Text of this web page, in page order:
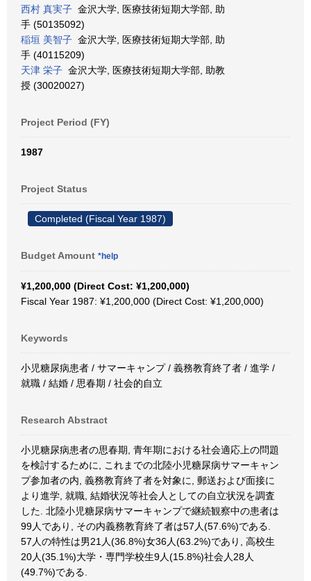
西村 真実子 金沢大学, 医療技術短期大学部, 助
手 (50135092)
稲垣 美智子 金沢大学, 医療技術短期大学部, 助
手 (40115209)
天津 栄子 金沢大学, 医療技術短期大学部, 助教
授 (30020027)
Project Period (FY)
1987
Project Status
Completed (Fiscal Year 1987)
Budget Amount *help
¥1,200,000 (Direct Cost: ¥1,200,000)
Fiscal Year 1987: ¥1,200,000 (Direct Cost: ¥1,200,000)
Keywords
小児糖尿病患者 / サマーキャンプ / 義務教育終了者 / 進学 /
就職 / 結婚 / 思春期 / 社会的自立
Research Abstract
小児糖尿病患者の思春期, 青年期における社会適応上の問題
を検討するために, これまでの北陸小児糖尿病サマーキャン
プ参加者の内, 義務教育終了者を対象に, 郵送および面接に
より進学, 就職, 結婚状況等社会人としての自立状況を調査
した. 北陸小児糖尿病サマーキャンプで継続観察中の患者は
99人であり, その内義務教育終了者は57人(57.6%)である.
57人の特性は男21人(36.8%)女36人(63.2%)であり, 高校生
20人(35.1%)大学・専門学校生9人(15.8%)社会人28人
(49.7%)である.